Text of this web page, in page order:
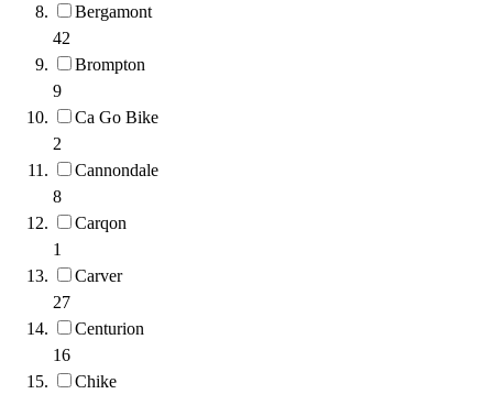
Bergamont
42
Brompton
9
Ca Go Bike
2
Cannondale
8
Carqon
1
Carver
27
Centurion
16
Chike